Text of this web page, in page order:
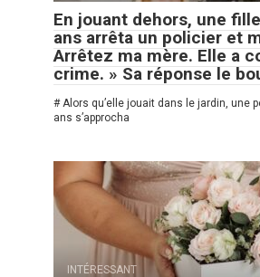
En jouant dehors, une
ans arrêta un policier et
Arrêtez ma mère. Elle a
crime. » Sa réponse le
# Alors qu’elle jouait dans le jardin, une
ans s’approcha
INTÉRESSANT